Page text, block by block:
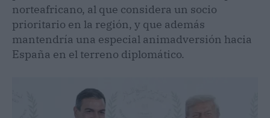
norteafricano, al que considera un socio
prioritario en la región, y que además
mantendría una especial animadversión hacia
España en el terreno diplomático.